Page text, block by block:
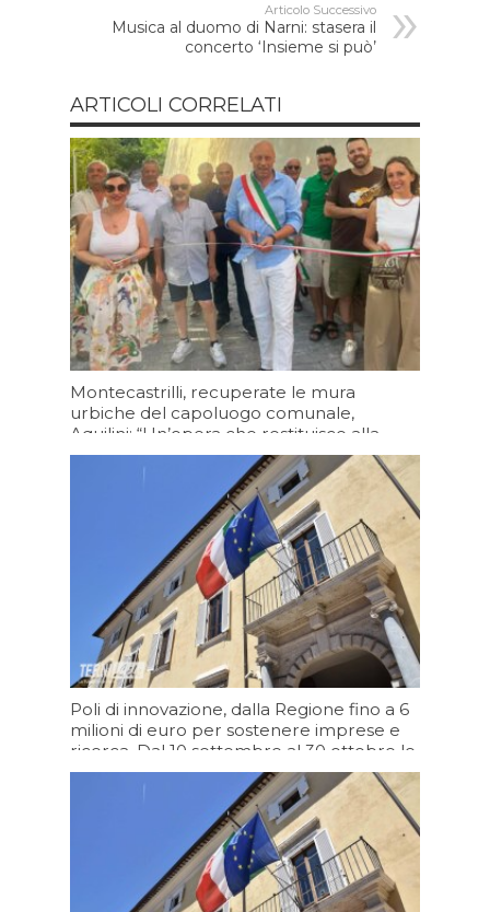
Articolo Successivo
Musica al duomo di Narni: stasera il
concerto ‘Insieme si può’
ARTICOLI CORRELATI
Montecastrilli, recuperate le mura
urbiche del capoluogo comunale,
Aquilini: “Un’opera che restituisce alla
cittadinanza un luogo che racconta la
storia della nostra comunità”
Poli di innovazione, dalla Regione fino a 6
milioni di euro per sostenere imprese e
ricerca. Dal 10 settembre al 30 ottobre le
domande